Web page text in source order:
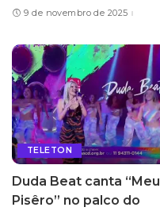
9 de novembro de 2025
TELETON
Duda Beat canta “Meu
Pisêro” no palco do